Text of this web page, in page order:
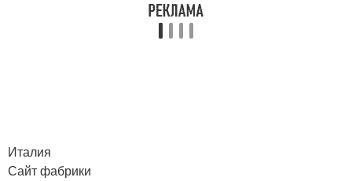
Италия
Сайт фабрики